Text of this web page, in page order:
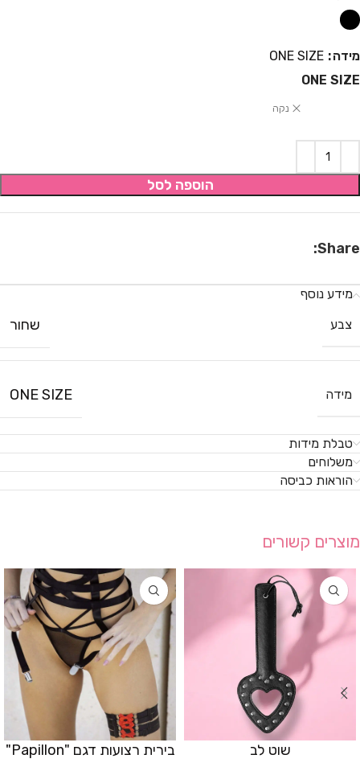
מידה
ONE SIZE
ONE SIZE
נקה
הוספה לסל
Share:
מידע נוסף
צבע
שחור
מידה ONE SIZE
טבלת מידות
משלוחים
הוראות כביסה
מוצרים קשורים
שוט לב בירית רצועות דגם "Papillon"